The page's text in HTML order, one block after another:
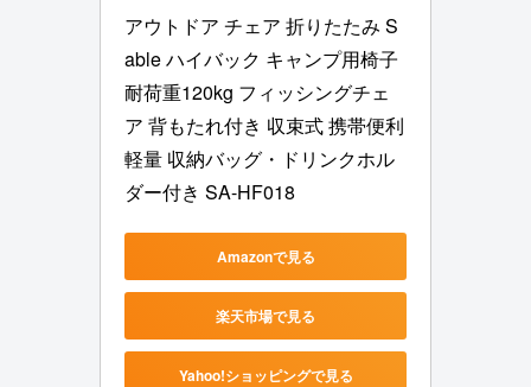
アウトドア チェア 折りたたみ S
able ハイバック キャンプ用椅子
耐荷重120kg フィッシングチェ
ア 背もたれ付き 収束式 携帯便利
軽量 収納バッグ・ドリンクホル
ダー付き SA-HF018
Amazonで見る
楽天市場で見る
Yahoo!ショッピングで見る